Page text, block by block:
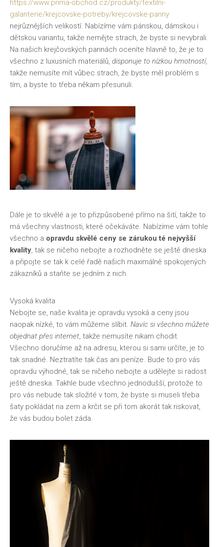
https://www.prima-obchod.cz/produkty/textilni-
galanterie/krejcovske-potreby/krejcovske-panny
nejrůznějších velikostí. Nabízíme vám pánskou, dámskou i
dětskou variantu, takže nemějte strach, že byste si nevybrali.
Na našich krejčovských pannách oceníte hlavně to, že je to
všechno z luxusních materiálů, disponuje to nízkou hmotností,
takže nemusíte mít vůbec strach, že byste měl problém s
tím, a byste to třeba někam přesunuli.
Dále je to skvělé a je to přizpůsobené přímo na šití, takže to
má všechny vlastnosti, které očekáváte. Nabízíme vám tohle
všechno a opravdu skvělé ceny se zárukou té nejvyšší
kvality, tak se ničeho nebojte a rozhodněte se ještě dneska
a připojte se tak k celé řadě našich maximálně spokojených
zákazníků a staňte se jedním z nich.
Vysoká kvalita
Nebojte se, naše kvalita je opravdu vysoká a ceny jsou
naopak nízké, to vám můžeme slíbit. Navíc si všechno můžete
objednat přes internet, takže nemusíte nikam chodit.
Všechno doručíme až na adresu, kterou si sami určíte, je to
tak snadné. Neztratíte tak čas ani peníze. Bude to pro vás
opravdu výhodné, tak se ničeho nebojte a udělejte si radost
ještě dneska. Takhle bude všechno jednodušší, protože to
pro vás nebude tak složité v tom, že byste si museli třeba
šaty pokládat na zem a krčit se při tom akorát tak riskovat,
že vás budou bolet záda.